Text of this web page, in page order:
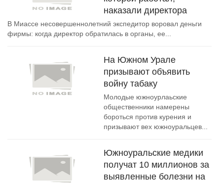
наказали директора
В Миассе несовершеннолетний экспедитор воровал деньги
фирмы: когда директор обратилась в органы, ее...
На Южном Урале
призывают объявить
войну табаку
Молодые южноурлаьские
общественники намерены
бороться против курения и
призывают вех южноуральцев...
Южноуральские медики
получат 10 миллионов за
выявленные болезни на